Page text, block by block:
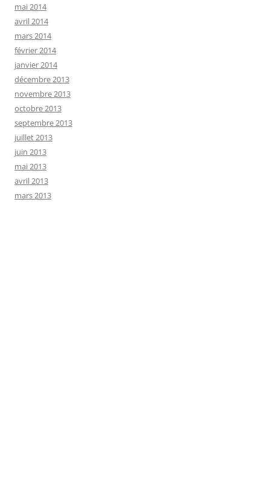
mai 2014
avril 2014
mars 2014
février 2014
janvier 2014
décembre 2013
novembre 2013
octobre 2013
septembre 2013
juillet 2013
juin 2013
mai 2013
avril 2013
mars 2013